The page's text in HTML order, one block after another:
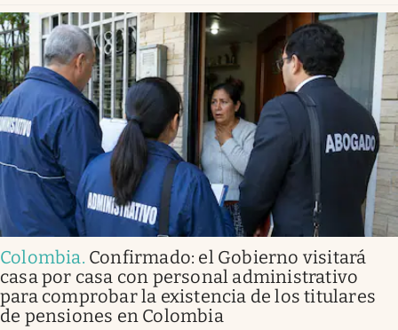
Colombia. Confirmado: el Gobierno visitará
casa por casa con personal administrativo
para comprobar la existencia de los titulares
de pensiones en Colombia